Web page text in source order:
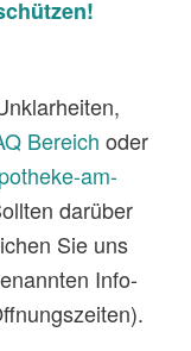
Bereich oder
am-
darüber
Sie uns
Info-